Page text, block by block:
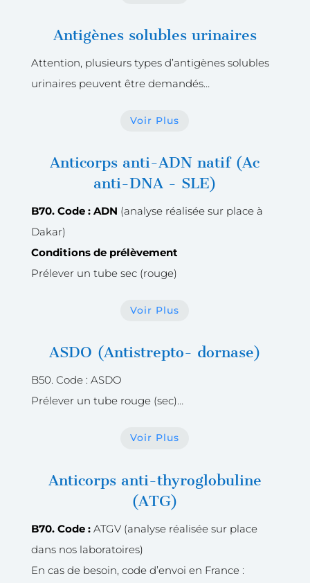
Antigènes solubles urinaires
Attention, plusieurs types d’antigènes solubles
urinaires peuvent être demandés…
Voir Plus
Anticorps anti-ADN natif (Ac
anti-DNA - SLE)
B70. Code : ADN (analyse réalisée sur place à
Dakar)
Conditions de prélèvement
Prélever un tube sec (rouge)
Voir Plus
ASDO (Antistrepto- dornase)
B50. Code : ASDO
Prélever un tube rouge (sec)…
Voir Plus
Anticorps anti-thyroglobuline
(ATG)
B70. Code :ATGV (analyse réalisée sur place
dans nos laboratoires)
En cas de besoin, code d’envoi en France :